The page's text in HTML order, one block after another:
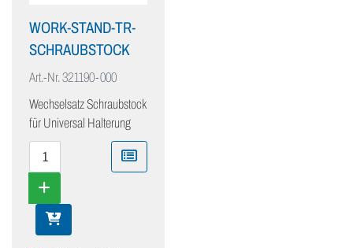
WORK-STAND-TR-
SCHRAUBSTOCK
Art.-Nr.321190-000
Wechselsatz Schraubstock
für Universal Halterung